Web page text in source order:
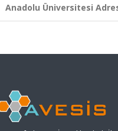
Anadolu Üniversitesi